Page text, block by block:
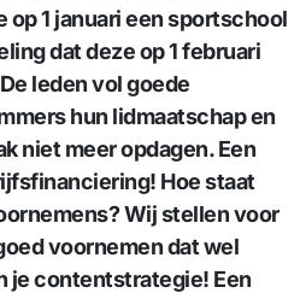
op 1 januari een sportschool
dat deze op 1 februari
leden vol goede
hun lidmaatschap en
niet meer opdagen. Een
Hoe staat
Wij stellen voor
voornemen dat wel
je contentstrategie! Een